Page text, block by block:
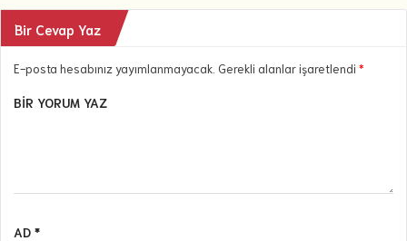
Bir Cevap Yaz
E-posta hesabınız yayımlanmayacak. Gerekli alanlar işaretlendi *
BIR YORUM YAZ
AD *